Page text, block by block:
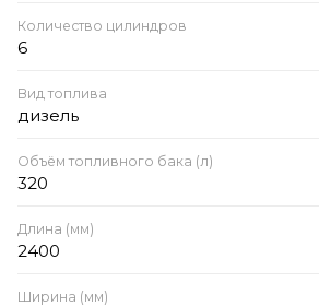
Количество цилиндров
6
Вид топлива
дизель
Объём топливного бака (л)
320
Длина (мм)
2400
Ширина (мм)